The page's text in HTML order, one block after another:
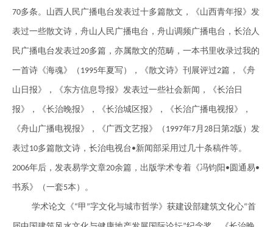
70多条。山西人民广播电台发表过十多篇散文，《山西青年报》发
表过一些散文诗，舟山人民广播电台 ，舟山调频广播电台 ，长治人
民广播电台发表过20多篇，亦属散文的范畴，一本书里收录过我的
一首诗《海魂》（ 1995年夏写），《散文诗》刊展评过2篇，《舟
山日报》，《东方信息导报》发表过一些社会新闻，《长治日
报》，《长治晚报》，《长治城区报》，《长治广播电视报》，
《舟山广播电视报》，《广西文艺报》（ 1997年7 月 28日第2版）发
表过10多篇散文诗，长治电视台•新闻部采用过几十条稿件等。
2006年后，发表易学文章20余篇，出版学术专着《冯钧阳•圆通易•
书系》（一套5本）。
学术论文《“甲 ”字文化与城市哲学》获建设部建筑文化心“首